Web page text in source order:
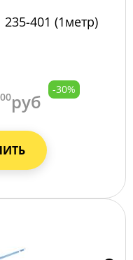
401 (1метр)
00руб
-30%